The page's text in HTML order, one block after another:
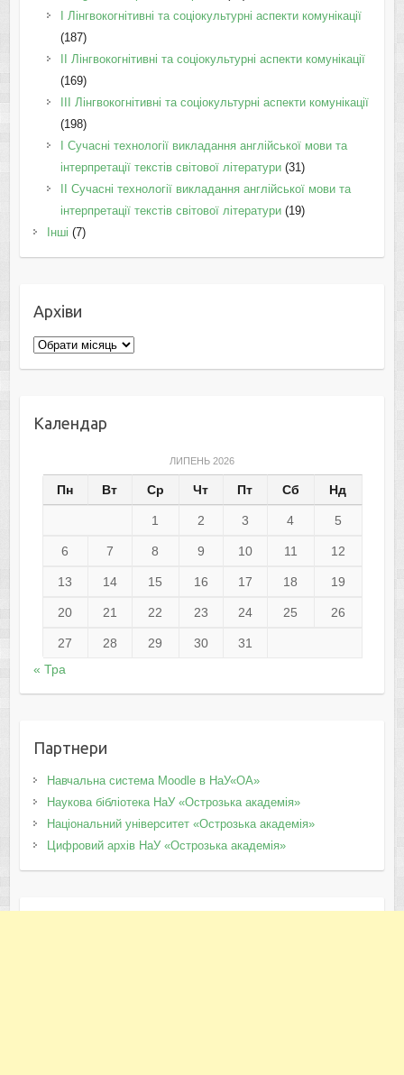
I Лінгвокогнітивні та соціокультурні аспекти комунікації
(187)
IІ Лінгвокогнітивні та соціокультурні аспекти комунікації
(169)
IІI Лінгвокогнітивні та соціокультурні аспекти комунікації
(198)
I Cучасні технології викладання англійської мови та
інтерпретації текстів світової літератури(31)
II Cучасні технології викладання англійської мови та
інтерпретації текстів світової літератури(19)
Інші (7)
Архіви
Архіви
Календар
ЛИПЕНЬ 2026
Пн Вт Ср Чт Пт Сб Нд
1 2 3 4 5
6 7 8 9 10 11 12
13 14 15 16 17 18 19
20 21 22 23 24 25 26
27 28 29 30
31
« Тра
Партнери
Навчальна система Moodle в НаУ«ОА»
Наукова бібліотека НаУ «Острозька академія»
Національний університет «Острозька академія»
Цифровий архів НаУ «Острозька академія»